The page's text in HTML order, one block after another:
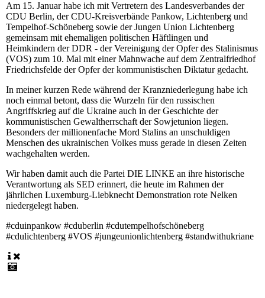
Am 15. Januar habe ich mit Vertretern des Landesverbandes der
CDU Berlin, der CDU-Kreisverbände Pankow, Lichtenberg und
Tempelhof-Schöneberg sowie der Jungen Union Lichtenberg
gemeinsam mit ehemaligen politischen Häftlingen und
Heimkindern der DDR - der Vereinigung der Opfer des Stalinismus
(VOS) zum 10. Mal mit einer Mahnwache auf dem Zentralfriedhof
Friedrichsfelde der Opfer der kommunistischen Diktatur gedacht.
In meiner kurzen Rede während der Kranzniederlegung habe ich
noch einmal betont, dass die Wurzeln für den russischen
Angriffskrieg auf die Ukraine auch in der Geschichte der
kommunistischen Gewaltherrschaft der Sowjetunion liegen.
Besonders der millionenfache Mord Stalins an unschuldigen
Menschen des ukrainischen Volkes muss gerade in diesen Zeiten
wachgehalten werden.
Wir haben damit auch die Partei DIE LINKE an ihre historische
Verantwortung als SED erinnert, die heute im Rahmen der
jährlichen Luxemburg-Liebknecht Demonstration rote Nelken
niedergelegt haben.
#cduinpankow #cduberlin #cdutempelhofschöneberg
#cdulichtenberg #VOS #jungeunionlichtenberg #standwithukriane